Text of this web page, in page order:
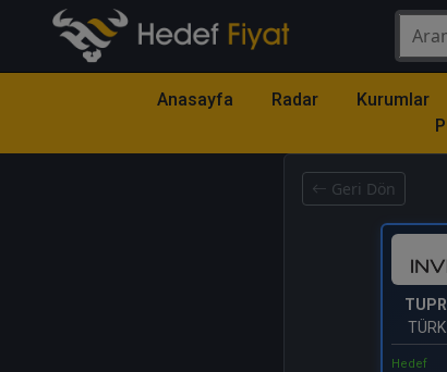
Anasayfa Radar Kurumlar
Geri Dön
Hedef